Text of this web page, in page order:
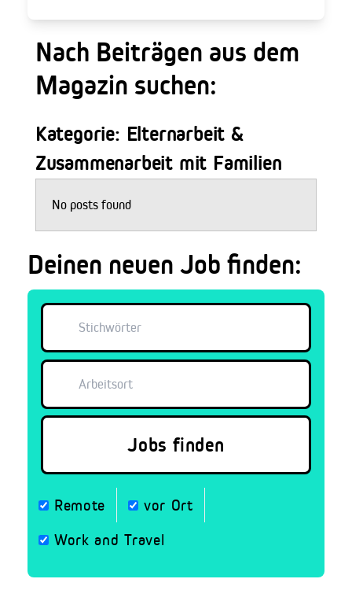
Nach Beiträgen aus dem
Magazin suchen:
Kategorie: Elternarbeit &
Zusammenarbeit mit Familien
No posts found
Deinen neuen Job finden:
Remote vor Ort
Work and Travel